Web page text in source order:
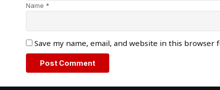
Name *
Save my name, email, and website in this